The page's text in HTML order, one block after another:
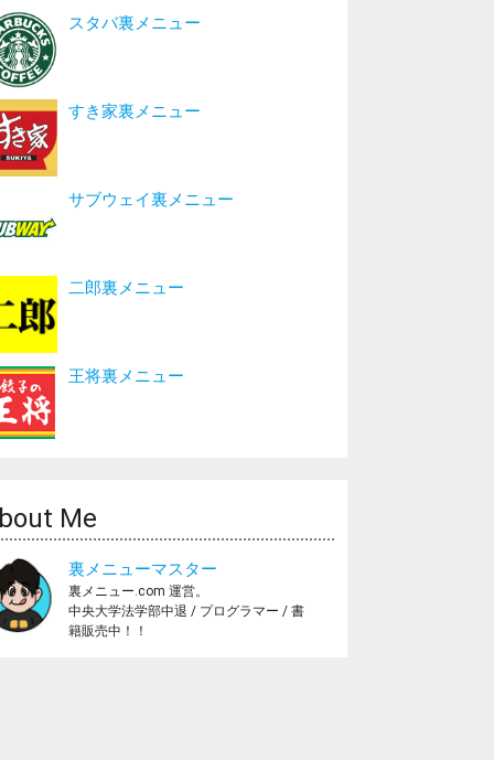
スタバ裏メニュー
すき家裏メニュー
サブウェイ裏メニュー
二郎裏メニュー
王将裏メニュー
Me
裏メニューマスター
裏メニュー.com 運営。
中央大学法学部中退 / プログラマー / 書
籍販売中！！